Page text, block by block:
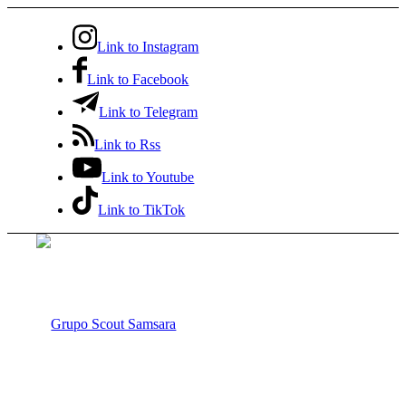
Link to Instagram
Link to Facebook
Link to Telegram
Link to Rss
Link to Youtube
Link to TikTok